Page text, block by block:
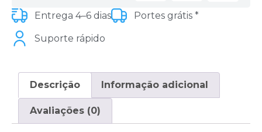
Entrega 4–6 dias
Portes grátis *
Suporte rápido
Descrição Informação adicional
Avaliações (0)